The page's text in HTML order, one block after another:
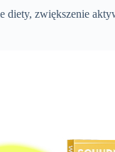
zwiększenie